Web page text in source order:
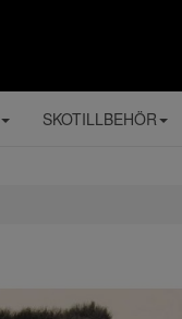
SKOTILLBEHÖR